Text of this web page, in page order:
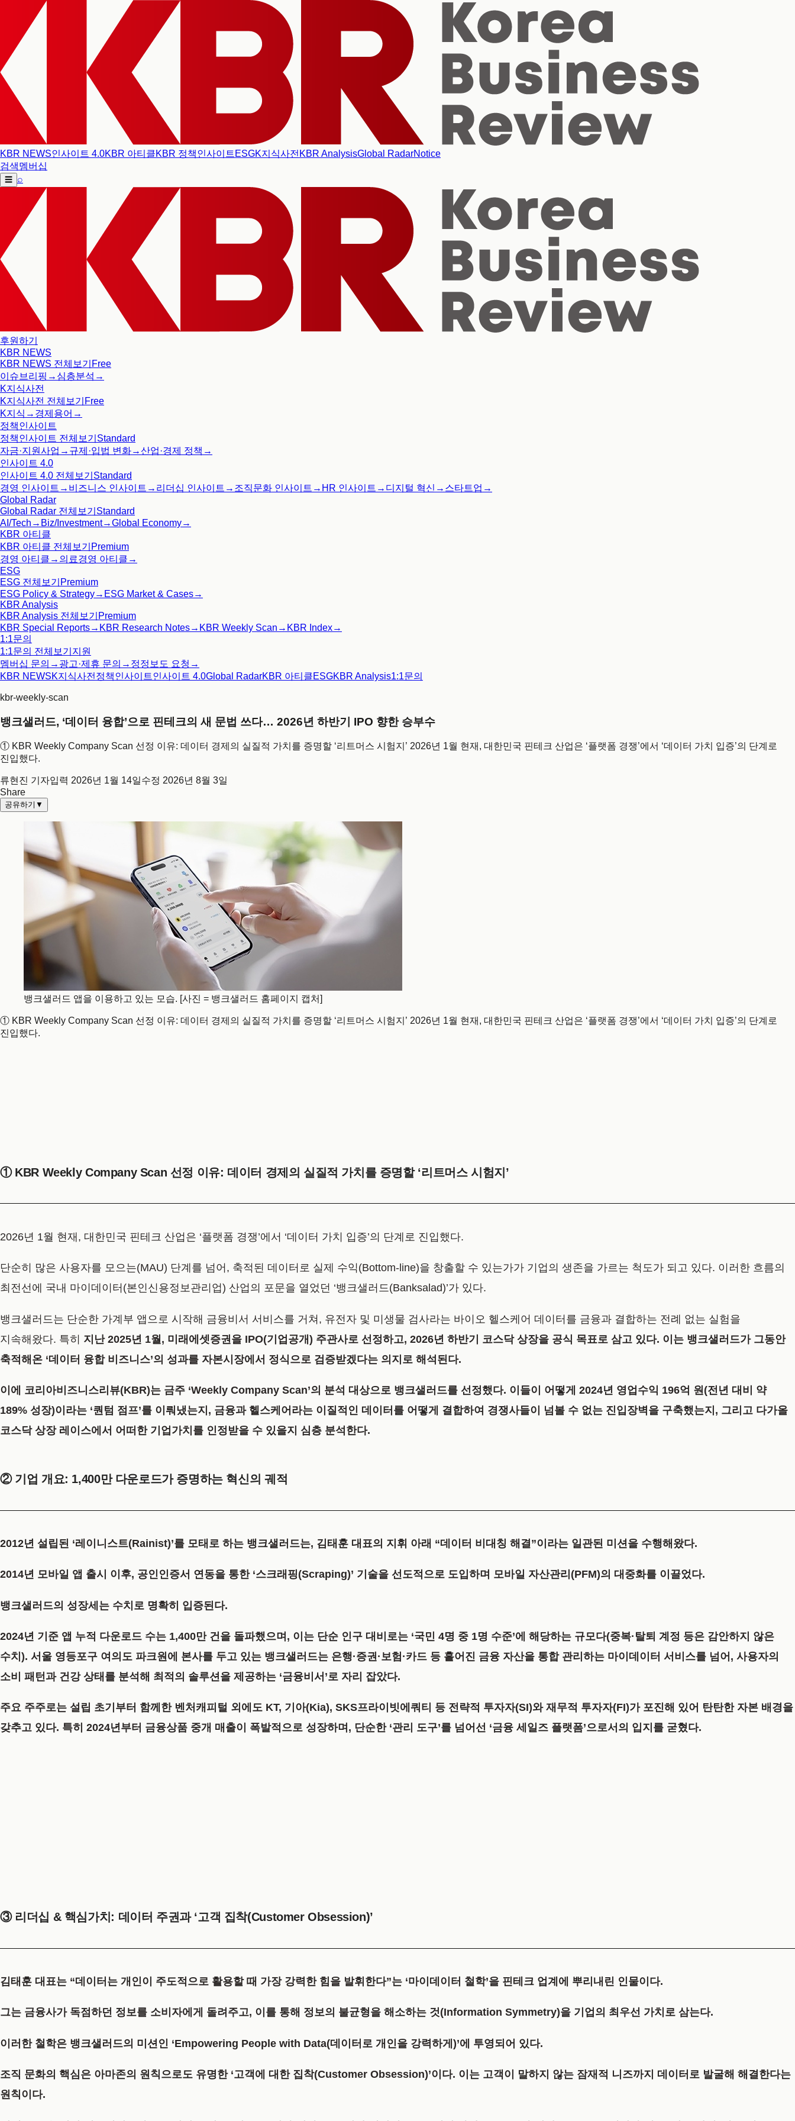
KBR NEWS인사이트 4.0KBR 아티클KBR 정책인사이트 ESGK지식사전 KBR AnalysisGlobal RadarNotice
검색멤버십
☰ ⌕
후원하기
KBR NEWS
KBR NEWS 전체보기 Free
이슈브리핑 → 심층분석 →
K지식사전
K지식사전 전체보기 Free
K지식 → 경제용어 →
정책인사이트
정책인사이트 전체보기 Standard
자금·지원사업 → 규제·입법 변화→산업·경제 정책 →
인사이트 4.0
인사이트 4.0 전체보기 Standard
경영 인사이트 → 비즈니스 인사이트 → 리더십 인사이트 → 조직문화 인사이트 → HR 인사이트 → 디지털 혁신 → 스타트업 →
Global Radar
Global Radar 전체보기 Standard
AI/Tech → Biz/Investment→Global Economy→
KBR 아티클
KBR 아티클 전체보기 Premium
경영 아티클 → 의료경영 아티클 →
ESG
ESG 전체보기 Premium
ESG Policy & Strategy→ ESG Market & Cases→
KBR Analysis
KBR Analysis 전체보기 Premium
KBR Special Reports→ KBR Research Notes→ KBR Weekly Scan → KBR Index→
1:1문의
1:1문의 전체보기 지원
멤버십 문의 → 광고·제휴 문의 → 정정보도 요청 →
KBR NEWSK지식사전 정책인사이트인사이트 4.0Global RadarKBR 아티클ESGKBR Analysis1:1문의
kbr-weekly-scan
뱅크샐러드, ‘데이터 융합’으로 핀테크의 새 문법 쓰다… 2026년 하반기 IPO 향한 승부수
① KBR Weekly Company Scan 선정 이유: 데이터 경제의 실질적 가치를 증명할 ‘리트머스 시험지’ 2026년 1월 현재, 대한민국 핀테크 산업은 ‘플랫폼 경쟁’에서 ‘데이터 가치 입증’의 단계로
진입했다.
류현진 기자입력 2026년 1월 14일수정 2026년 8월 3일
Share
공유하기 ▼
뱅크샐러드 앱을 이용하고 있는 모습. [사진 = 뱅크샐러드 홈페이지 캡처]
① KBR Weekly Company Scan 선정 이유: 데이터 경제의 실질적 가치를 증명할 ‘리트머스 시험지’ 2026년 1월 현재, 대한민국 핀테크 산업은 ‘플랫폼 경쟁’에서 ‘데이터 가치 입증’의 단계로
진입했다.
① KBR Weekly Company Scan 선정 이유: 데이터 경제의 실질적 가치를 증명할 ‘리트머스 시험지’
2026년 1월 현재, 대한민국 핀테크 산업은 ‘플랫폼 경쟁’에서 ‘데이터 가치 입증’의 단계로 진입했다.
단순히 많은 사용자를 모으는(MAU) 단계를 넘어, 축적된 데이터로 실제 수익(Bottom-line)을 창출할 수 있는가가 기업의 생존을 가르는 척도가 되고 있다. 이러한 흐름의
최전선에 국내 마이데이터(본인신용정보관리업) 산업의 포문을 열었던 ‘뱅크샐러드(Banksalad)’가 있다.
뱅크샐러드는 단순한 가계부 앱으로 시작해 금융비서 서비스를 거쳐, 유전자 및 미생물 검사라는 바이오 헬스케어 데이터를 금융과 결합하는 전례 없는 실험을
지속해왔다. 특히 지난 2025년 1월, 미래에셋증권을 IPO(기업공개) 주관사로 선정하고, 2026년 하반기 코스닥 상장을 공식 목표로 삼고 있다. 이는 뱅크샐러드가 그동안
축적해온 ‘데이터 융합 비즈니스’의 성과를 자본시장에서 정식으로 검증받겠다는 의지로 해석된다.
이에 코리아비즈니스리뷰(KBR)는 금주 ‘Weekly Company Scan’의 분석 대상으로 뱅크샐러드를 선정했다. 이들이 어떻게 2024년 영업수익 196억 원(전년 대비 약
189% 성장)이라는 ‘퀀텀 점프’를 이뤄냈는지, 금융과 헬스케어라는 이질적인 데이터를 어떻게 결합하여 경쟁사들이 넘볼 수 없는 진입장벽을 구축했는지, 그리고 다가올
코스닥 상장 레이스에서 어떠한 기업가치를 인정받을 수 있을지 심층 분석한다.
② 기업 개요: 1,400만 다운로드가 증명하는 혁신의 궤적
2012년 설립된 ‘레이니스트(Rainist)’를 모태로 하는 뱅크샐러드는, 김태훈 대표의 지휘 아래 “데이터 비대칭 해결”이라는 일관된 미션을 수행해왔다.
2014년 모바일 앱 출시 이후, 공인인증서 연동을 통한 ‘스크래핑(Scraping)’ 기술을 선도적으로 도입하며 모바일 자산관리(PFM)의 대중화를 이끌었다.
뱅크샐러드의 성장세는 수치로 명확히 입증된다.
2024년 기준 앱 누적 다운로드 수는 1,400만 건을 돌파했으며, 이는 단순 인구 대비로는 ‘국민 4명 중 1명 수준’에 해당하는 규모다(중복·탈퇴 계정 등은 감안하지 않은
수치). 서울 영등포구 여의도 파크원에 본사를 두고 있는 뱅크샐러드는 은행·증권·보험·카드 등 흩어진 금융 자산을 통합 관리하는 마이데이터 서비스를 넘어, 사용자의
소비 패턴과 건강 상태를 분석해 최적의 솔루션을 제공하는 ‘금융비서’로 자리 잡았다.
주요 주주로는 설립 초기부터 함께한 벤처캐피털 외에도 KT, 기아(Kia), SKS프라이빗에쿼티 등 전략적 투자자(SI)와 재무적 투자자(FI)가 포진해 있어 탄탄한 자본 배경을
갖추고 있다. 특히 2024년부터 금융상품 중개 매출이 폭발적으로 성장하며, 단순한 ‘관리 도구’를 넘어선 ‘금융 세일즈 플랫폼’으로서의 입지를 굳혔다.
③ 리더십 & 핵심가치: 데이터 주권과 ‘고객 집착(Customer Obsession)’
김태훈 대표는 “데이터는 개인이 주도적으로 활용할 때 가장 강력한 힘을 발휘한다”는 ‘마이데이터 철학’을 핀테크 업계에 뿌리내린 인물이다.
그는 금융사가 독점하던 정보를 소비자에게 돌려주고, 이를 통해 정보의 불균형을 해소하는 것(Information Symmetry)을 기업의 최우선 가치로 삼는다.
이러한 철학은 뱅크샐러드의 미션인 ‘Empowering People with Data(데이터로 개인을 강력하게)’에 투영되어 있다.
조직 문화의 핵심은 아마존의 원칙으로도 유명한 ‘고객에 대한 집착(Customer Obsession)’이다. 이는 고객이 말하지 않는 잠재적 니즈까지 데이터로 발굴해 해결한다는
원칙이다.